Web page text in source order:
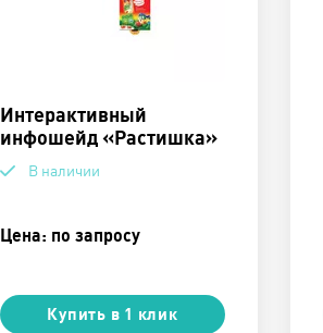
Интерактивный
инфошейд «Растишка»
В наличии
Цена: по запросу
Купить в 1 клик